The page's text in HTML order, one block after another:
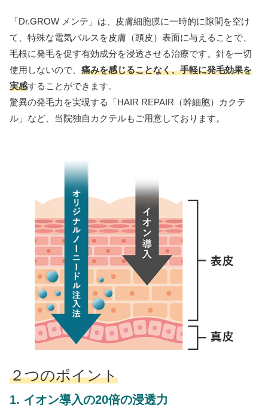
「Dr.GROW メンテ」は、皮膚細胞膜に一時的に隙間を空け
て、特殊な電気パルスを皮膚（頭皮）表面に与えることで、
毛根に発毛を促す有効成分を浸透させる治療です。針を一切
使用しないので、 痛みを感じることなく、手軽に発毛効果を
実感することができます。
驚異の発毛力を実現する「HAIR REPAIR（幹細胞）カクテ
ル」 など、当院独自カクテルもご用意しております。
２つのポイント
1. イオン導入の20倍の浸透力